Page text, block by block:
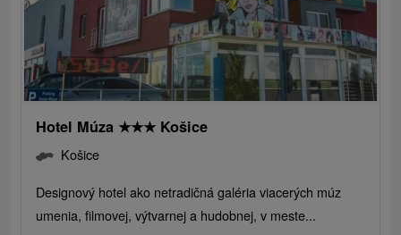
Hotel Múza ★★★ Košice
Košice
Designový hotel ako netradičná galéria viacerých múz
umenia, filmovej, výtvarnej a hudobnej, v meste...